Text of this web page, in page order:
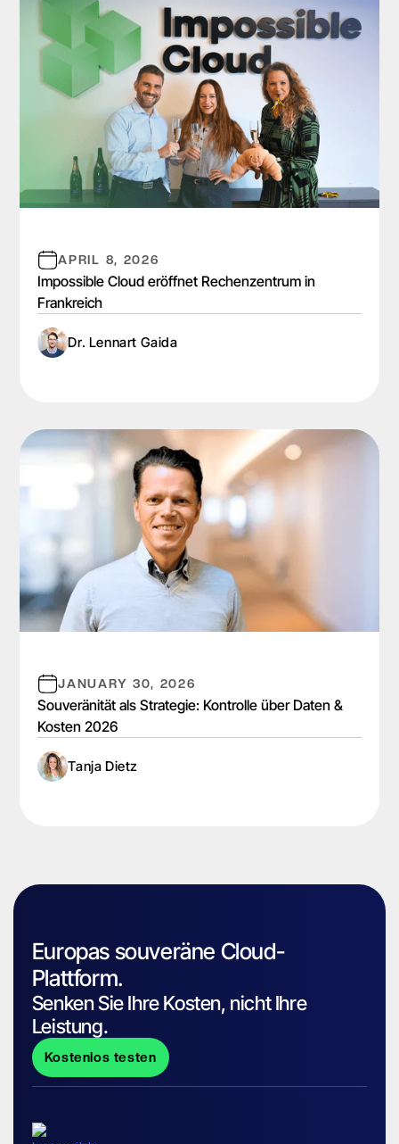
APRIL 8, 2026
Impossible Cloud eröffnet Rechenzentrum in
Frankreich
Dr. Lennart Gaida
JANUARY 30, 2026
Souveränität als Strategie: Kontrolle über Daten &
Kosten 2026
Tanja Dietz
Europas souveräne Cloud-
Plattform.
Senken Sie Ihre Kosten, nicht Ihre
Leistung.
Kostenlos testen